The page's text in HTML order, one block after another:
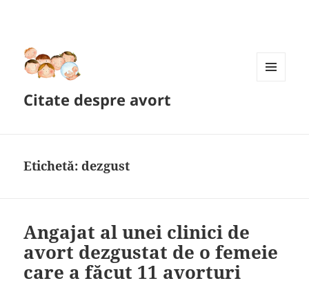
Citate despre avort
Etichetă:dezgust
Angajat al unei clinici de
avort dezgustat de o femeie
care a făcut 11 avorturi